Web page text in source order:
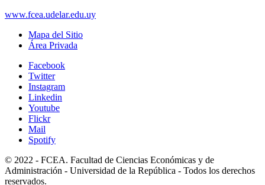
www.fcea.udelar.edu.uy
Mapa del Sitio
Área Privada
Facebook
Twitter
Instagram
Linkedin
Youtube
Flickr
Mail
Spotify
© 2022 - FCEA. Facultad de Ciencias Económicas y de
Administración - Universidad de la República - Todos los derechos
reservados.